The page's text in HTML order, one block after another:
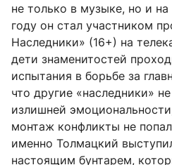
не только в музыке, но и
году он стал участником
Наследники» (16+) на
дети знаменитостей
испытания в борьбе за
что другие «наследники»
излишней
монтаж конфликты не
именно Толмацкий
настоящим бунтарем,